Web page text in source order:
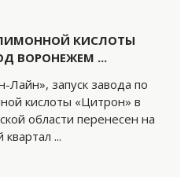
КИСЛОТЫ
ВОРОНЕЖЕМ ...
запуск завода по
кислоты «Цитрон» в
области перенесен на
квартал ...